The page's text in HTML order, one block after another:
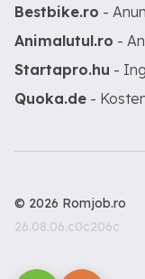
Bestbike.ro -
Animalutul.ro -
Startapro.hu -
Quoka.de -
© 2026 Romjob.ro
26.08.06.c0c206c